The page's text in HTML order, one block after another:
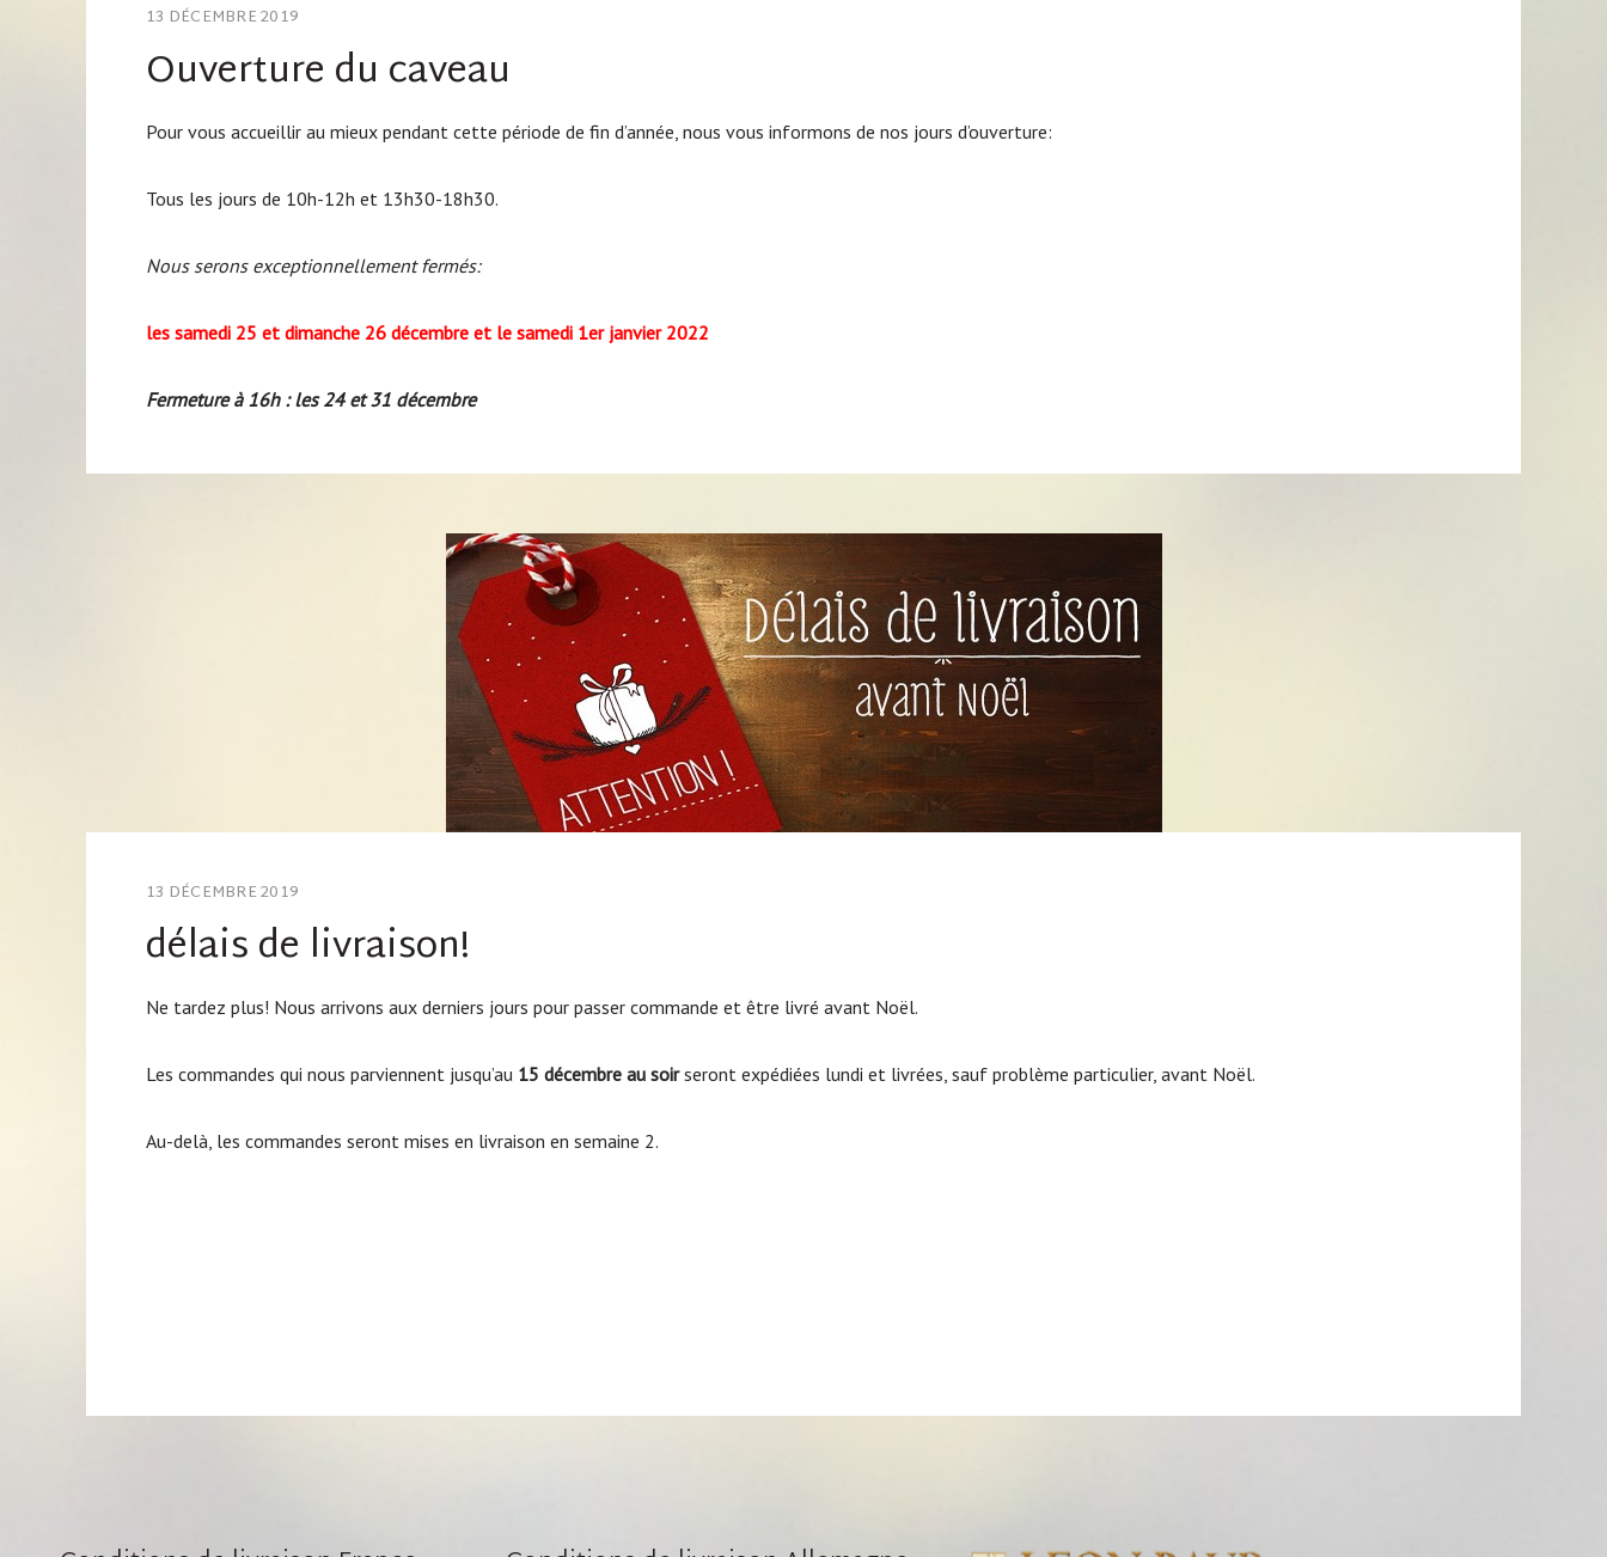
13 DÉCEMBRE 2019
Ouverture du caveau
Pour vous accueillir au mieux pendant cette période de fin d’année, nous vous informons de nos jours d’ouverture:
Tous les jours de 10h-12h et 13h30-18h30.
Nous serons exceptionnellement fermés:
les samedi 25 et dimanche 26 décembre et le samedi 1er janvier 2022
Fermeture à 16h : les 24 et 31 décembre
13 DÉCEMBRE 2019
délais de livraison!
Ne tardez plus! Nous arrivons aux derniers jours pour passer commande et être livré avant Noël.
Les commandes qui nous parviennent jusqu’au 15 décembre au soirseront expédiées lundi et livrées, sauf problème particulier, avant Noël.
Au-delà, les commandes seront mises en livraison en semaine 2.